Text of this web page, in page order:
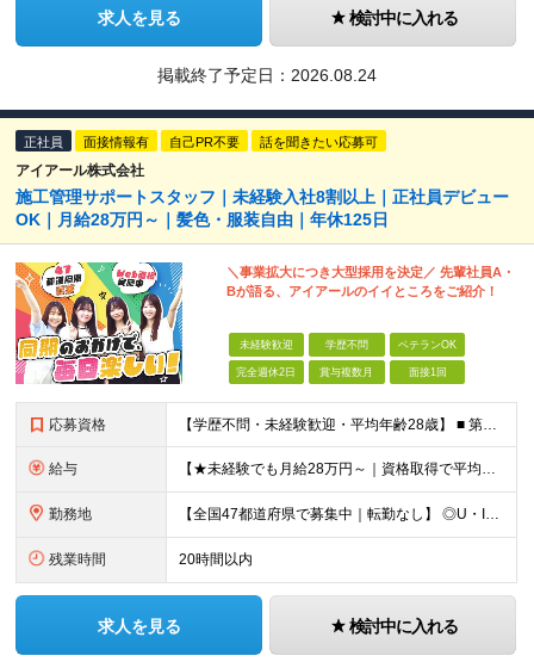
求人を見る 検討中に入れる
掲載終了予定日： 2026.08.24
正社員 面接情報有 自己PR不要 話を聞きたい応募可
アイアール株式会社
施工管理サポートスタッフ｜未経験入社8割以上｜正社員デビュー
OK｜月給28万円～｜髪色・服装自由｜年休125日
＼事業拡大につき大型採用を決定／ 先輩社員A・
Bが語る、アイアールのイイところをご紹介！
未経験歓迎 学歴不問 ベテランOK
完全週休2日 賞与複数月 面接1回
応募資格 【学歴不問・未経験歓迎・平均年齢28歳】 ■ 第二新卒歓迎 ■ フリーター・社会人未経験OK ＼「アイアールで人生ワンチャンつかんでほしい！」／ …こんな社長の想いから 経験よりも人柄を重視した採用
給与 【★未経験でも月給28万円～｜資格取得で平均年収636万円★】 ■ 月給28万円～80万円+賞与年2回＋各種手当 ※月給には、固定残業代（20時間分：3万8000円～／月）を含む ※20時間を超過
勤務地 【全国47都道府県で募集中｜転勤なし】 ◎U・Iターン歓迎！家具家電付き＆家賃ナシの社員寮を完備 ◎東京支店は2025年7月に移転したばかりの綺麗なオフィス 東京・横浜・大阪・名古屋・福岡など 全国
残業時間 20時間以内
求人を見る 検討中に入れる